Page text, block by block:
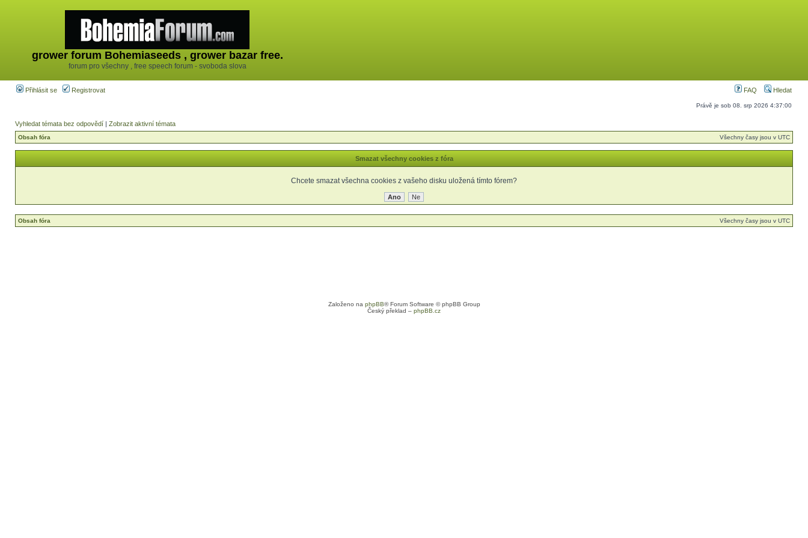
grower forum Bohemiaseeds , grower bazar free.
forum pro všechny , free speech forum - svoboda slova
Přihlásit se Registrovat FAQ Hledat
Právě je sob 08. srp 2026 4:37:00
Vyhledat témata bez odpovědí | Zobrazit aktivní témata
Obsah fóra Všechny časy jsou v UTC
Smazat všechny cookies z fóra
Chcete smazat všechna cookies z vašeho disku uložená tímto fórem?
Obsah fóra Všechny časy jsou v UTC
Založeno na phpBB® Forum Software © phpBB Group
Český překlad – phpBB.cz